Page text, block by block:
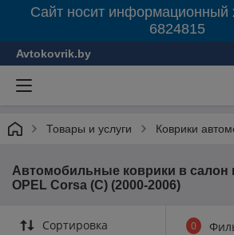
Сайт носит информационный
6824815
Avtokovrik.by
Товары и услуги Коврики
Автомобильные коврики в салон
OPEL Corsa (C) (2000-2006)
Сортировка 0